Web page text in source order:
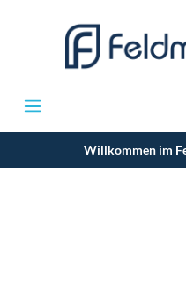
Willkommen im